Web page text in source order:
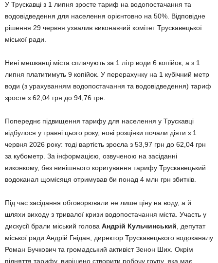
У Трускавці з 1 липня зросте тариф на водопостачання та
водовідведення для населення орієнтовно на 50%. Відповідне
рішення 29 червня ухвалив виконавчий комітет Трускавецької
міської ради.
Нині мешканці міста сплачують за 1 літр води 6 копійок, а з 1
липня платитимуть 9 копійок. У перерахунку на 1 кубічний метр
води (з урахуванням водопостачання та водовідведення) тариф
зросте з 62,04 грн до 94,76 грн.
Попереднє підвищення тарифу для населення у Трускавці
відбулося у травні цього року, нові розцінки почали діяти з 1
червня 2026 року: тоді вартість зросла з 53,97 грн до 62,04 грн
за кубометр. За інформацією, озвученою на засіданні
виконкому, без нинішнього коригування тарифу Трускавецький
водоканал щомісяця отримував би понад 4 млн грн збитків.
Під час засідання обговорювали не лише ціну на воду, а й
шляхи виходу з тривалої кризи водопостачання міста. Участь у
дискусії брали міський голова Андрій Кульчинський, депутат
міської ради Андрій Гнідан, директор Трускавецького водоканалу
Роман Бучкович та громадський активіст Зенон Ших. Окрім
підняття тарифу, вирішено створити робочу групу, яка має